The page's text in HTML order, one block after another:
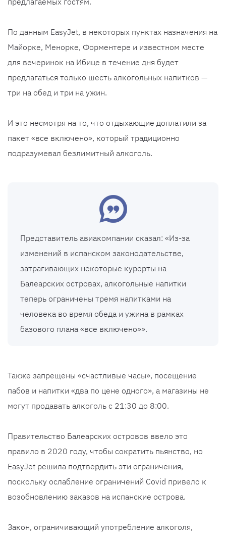
По данным EasyJet, в некоторых пунктах назначения на
Майорке, Менорке, Форментере и известном месте
для вечеринок на Ибице в течение дня будет
предлагаться только шесть алкогольных напитков —
три на обед и три на ужин.
И это несмотря на то, что отдыхающие доплатили за
пакет «все включено», который традиционно
подразумевал безлимитный алкоголь.
Представитель авиакомпании сказал: «Из-за
изменений в испанском законодательстве,
затрагивающих некоторые курорты на
Балеарских островах, алкогольные напитки
теперь ограничены тремя напитками на
человека во время обеда и ужина в рамках
базового плана «все включено»».
Также запрещены «счастливые часы», посещение
пабов и напитки «два по цене одного», а магазины не
могут продавать алкоголь с 21:30 до 8:00.
Правительство Балеарских островов ввело это
правило в 2020 году, чтобы сократить пьянство, но
EasyJet решила подтвердить эти ограничения,
поскольку ослабление ограничений Covid привело к
возобновлению заказов на испанские острова.
Закон, ограничивающий употребление алкоголя,